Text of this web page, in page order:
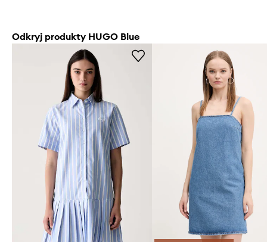
Odkryj produkty HUGO Blue